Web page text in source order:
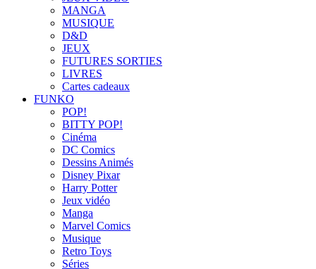
MANGA
MUSIQUE
D&D
JEUX
FUTURES SORTIES
LIVRES
Cartes cadeaux
FUNKO
POP!
BITTY POP!
Cinéma
DC Comics
Dessins Animés
Disney Pixar
Harry Potter
Jeux vidéo
Manga
Marvel Comics
Musique
Retro Toys
Séries